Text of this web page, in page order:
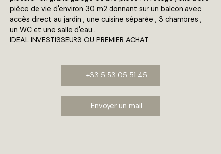
pièce de vie d'environ 30 m2 donnant sur un balcon avec
accès direct au jardin , une cuisine séparée , 3 chambres ,
un WC et une salle d'eau .
IDEAL INVESTISSEURS OU PREMIER ACHAT
+33 5 53 05 51 45
Envoyer un mail